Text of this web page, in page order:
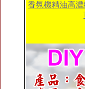
香氛機精油高